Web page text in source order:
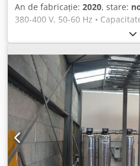
An de fabricație: 2020, stare:
380-400 V, 50-60 Hz •
Chjdpofz I Sgefx Apvoa •
filtre: 8 buc. • Suprafață de
automată a filtrului • Consum
ciclul de impuls • Capacitate
Descriere • Aspirator de praf
moduri de operare – Putere
bază a materialului filtrant
g/m² • Putere mare de
energie • Recipient de
depunerilor de vopsea • Ușă
schimbarea filtrului • Fiecare